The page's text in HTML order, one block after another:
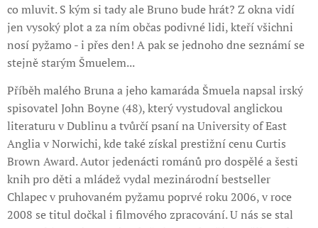
co mluvit. S kým si tady ale Bruno bude hrát? Z okna vidí
jen vysoký plot a za ním občas podivné lidi, kteří všichni
nosí pyžamo - i přes den! A pak se jednoho dne seznámí se
stejně starým Šmuelem...
Příběh malého Bruna a jeho kamaráda Šmuela napsal irský
spisovatel John Boyne (48), který vystudoval anglickou
literaturu v Dublinu a tvůrčí psaní na University of East
Anglia v Norwichi, kde také získal prestižní cenu Curtis
Brown Award. Autor jedenácti románů pro dospělé a šesti
knih pro děti a mládež vydal mezinárodní bestseller
Chlapec v pruhovaném pyžamu poprvé roku 2006, v roce
2008 se titul dočkal i filmového zpracování. U nás se stal